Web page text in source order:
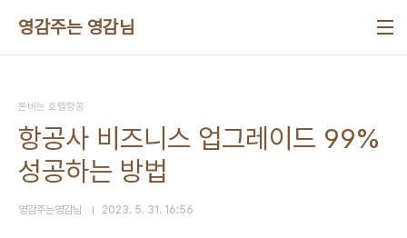
영감주는 영감님
돈버는 호텔항공
항공사 비즈니스 업그레이드 99%
성공하는 방법
영감주는영감님 2023. 5. 31. 16:56